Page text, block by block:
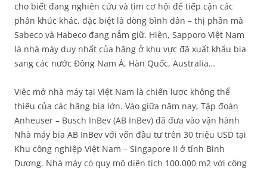
cho biết đang nghiên cứu và tìm cơ hội để tiếp cận các
phân khúc khác, đặc biệt là dòng bình dân – thị phần mà
Sabeco và Habeco đang nắm giữ. Hiện, Sapporo Việt Nam
là nhà máy duy nhất của hãng ở khu vực đã xuất khẩu bia
sang các nước Đông Nam Á, Hàn Quốc, Australia…
Việc mở nhà máy tại Việt Nam là chiến lược không thể
thiếu của các hãng bia lớn. Vào giữa năm nay, Tập đoàn
Anheuser – Busch InBev (AB InBev) đã đưa vào vận hành
Nhà máy bia AB InBev với vốn đầu tư trên 30 triệu USD tại
Khu công nghiệp Việt Nam – Singapore II ở tỉnh Bình
Dương. Nhà máy có quy mô diện tích 100.000 m2 với công